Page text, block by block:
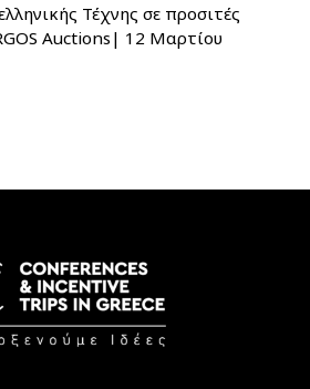
Τέχνης σε προσιτές
Auctions| 12 Μαρτίου